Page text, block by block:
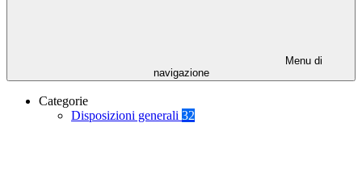
Menu di
navigazione
Categorie
Disposizioni generali 32